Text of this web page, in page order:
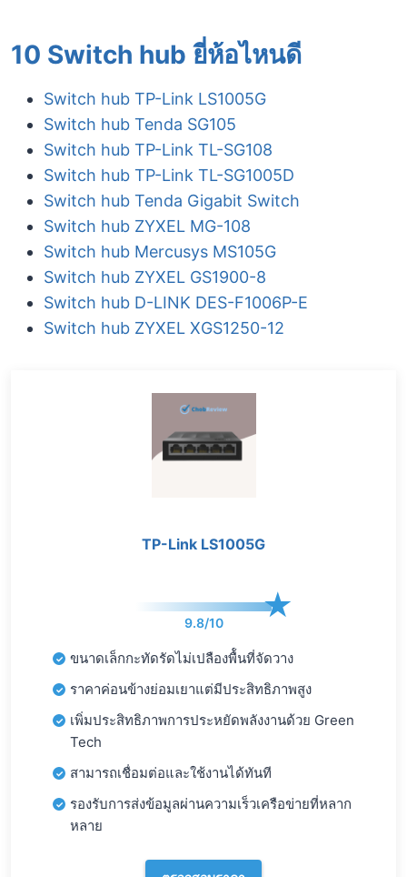
10 Switch hub ยี่ห้อไหนดี
Switch hub TP-Link LS1005G
Switch hub Tenda SG105
Switch hub TP-Link TL-SG108
Switch hub TP-Link TL-SG1005D
Switch hub Tenda Gigabit Switch
Switch hub ZYXEL MG-108
Switch hub Mercusys MS105G
Switch hub ZYXEL GS1900-8
Switch hub D-LINK DES-F1006P-E
Switch hub ZYXEL XGS1250-12
TP-Link LS1005G
9.8/10
ขนาดเล็กกะทัดรัดไม่เปลืองพื้้นที่จัดวาง
ราคาค่อนข้างย่อมเยาแต่มีประสิทธิภาพสูง
เพิ่มประสิทธิภาพการประหยัดพลังงานด้วย Green
Tech
สามารถเชื่อมต่อและใช้งานได้ทันที
รองรับการส่งข้อมูลผ่านความเร็วเครือข่ายที่หลาก
หลาย